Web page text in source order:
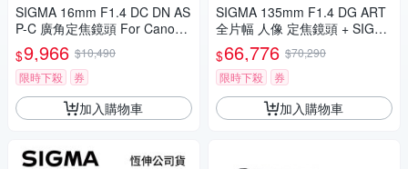
SIGMA 16mm F1.4 DC DN AS
P-C 廣角定焦鏡頭 For Canon
RF-mount (公司貨)
$9,966 $10,490
限時下殺
券
加入購物車
SIGMA 135mm F1.4 DG ART
全片幅 人像 定焦鏡頭 + SIGM
A WR UV 105mm 保護鏡 For
SONY E-mount (公司貨)
$66,776 $70,290
限時下殺
券
加入購物車